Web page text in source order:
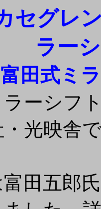
セグレ
ラー
富田式ミ
ーシフ
光映舎
田五郎